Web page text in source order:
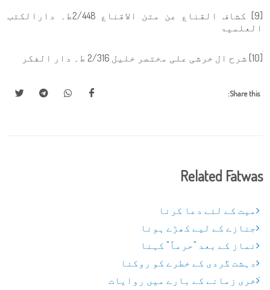
[9] کشاف القناع عن متن الاقناع 2/448ط۔ دارالکتب
العلمیۃ
[10] شرح ال خرشی علی مختصر خلیل 2/316 ط۔ دار الفکر
Share this:
Related Fatwas
میت کے لئے دعا کرنا
جنازے کے لیے کھڑے ہونا
نماز کے بعد "حرماً" کہنا
دہشت گردی کے خطرے کو روکنا
ٓخری زمانے کے بارے میں روایات